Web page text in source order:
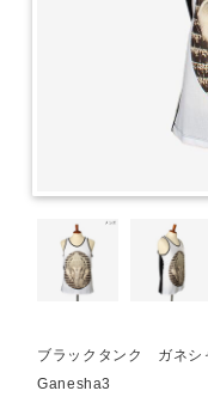
ブラックタンク ガネ
Ganesha3